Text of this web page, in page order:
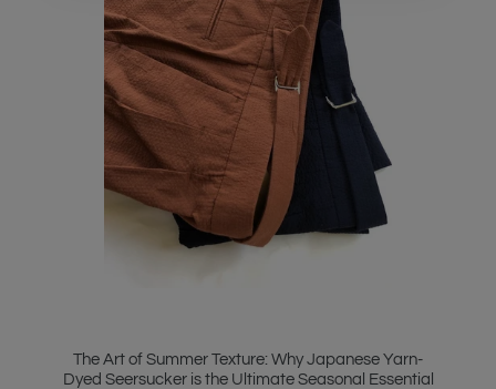
The Art of Summer Texture: Why Japanese Yarn-
Dyed Seersucker is the Ultimate Seasonal Essential